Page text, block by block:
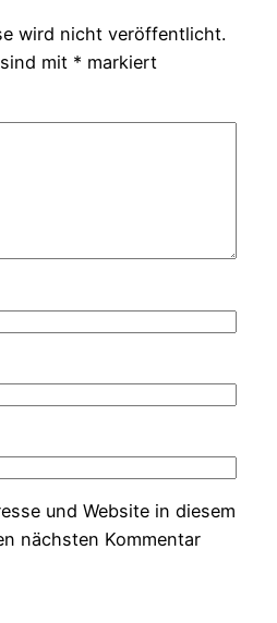
wird nicht veröffentlicht.
mit * markiert
und Website in diesem
nächsten Kommentar